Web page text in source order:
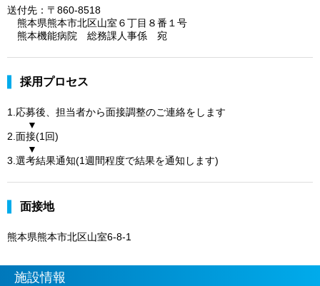
送付先：〒860-8518
熊本県熊本市北区山室６丁目８番１号
熊本機能病院 総務課人事係 宛
採用プロセス
1.応募後、担当者から面接調整のご連絡をします
▼
2.面接(1回)
▼
3.選考結果通知(1週間程度で結果を通知します)
面接地
熊本県熊本市北区山室6-8-1
施設情報